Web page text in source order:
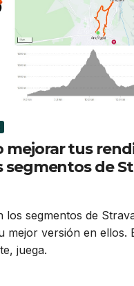
mejorar tus
segmentos de
los segmentos de
mejor versión en ellos.
juega.